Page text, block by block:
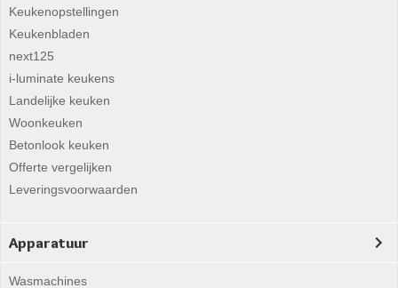
Keukenopstellingen
Keukenbladen
next125
i-luminate keukens
Landelijke keuken
Woonkeuken
Betonlook keuken
Offerte vergelijken
Leveringsvoorwaarden
Apparatuur
Wasmachines